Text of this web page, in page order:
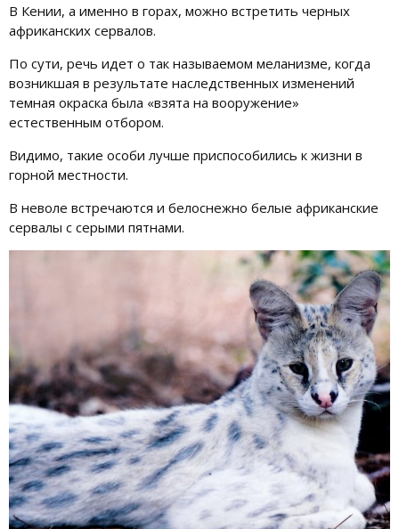
В Кении, а именно в горах, можно встретить черных
африканских сервалов.
По сути, речь идет о так называемом меланизме, когда
возникшая в результате наследственных изменений
темная окраска была «взята на вооружение»
естественным отбором.
Видимо, такие особи лучше приспособились к жизни в
горной местности.
В неволе встречаются и белоснежно белые африканские
сервалы с серыми пятнами.